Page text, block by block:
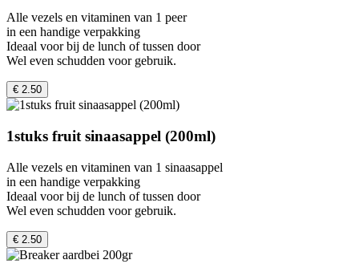
Alle vezels en vitaminen van 1 peer
in een handige verpakking
Ideaal voor bij de lunch of tussen door
Wel even schudden voor gebruik.
€ 2.50
1stuks fruit sinaasappel (200ml)
Alle vezels en vitaminen van 1 sinaasappel
in een handige verpakking
Ideaal voor bij de lunch of tussen door
Wel even schudden voor gebruik.
€ 2.50